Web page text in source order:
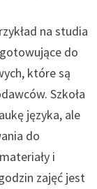
na studia
do
które są
Szkoła
języka, ale
do
i
zajęć jest